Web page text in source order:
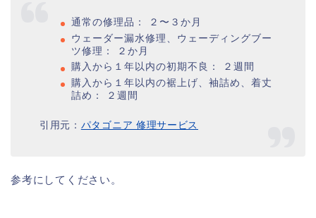
通常の修理品： ２〜３か月
ウェーダー漏水修理、ウェーディングブー
ツ修理： ２か月
購入から１年以内の初期不良： ２週間
購入から１年以内の裾上げ、袖詰め、着丈
詰め： ２週間
引用元： パタゴニア 修理サービス
参考にしてください。